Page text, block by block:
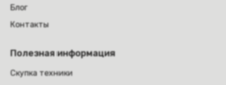
Блог
Контакты
Полезная информация
Скупка техники